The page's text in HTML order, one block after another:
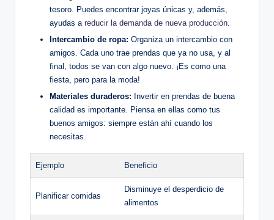
tesoro. Puedes encontrar joyas únicas y, además,
ayudas a reducir la demanda de nueva producción
Intercambio de ropa: Organiza un intercambio con
amigos. Cada uno trae prendas que ya no usa, y al
final, todos se van con algo nuevo. ¡Es como una
fiesta, pero para la moda!
Materiales duraderos: Invertir en prendas de buena
calidad es importante. Piensa en ellas como tus
buenos amigos: siempre están ahí cuando los
necesitas.
Ejemplo Beneficio
Planificar comidas
Disminuye el desperdicio de
alimentos